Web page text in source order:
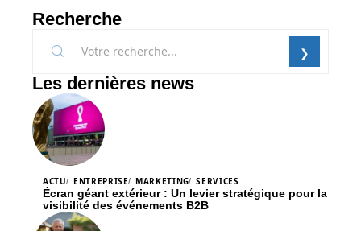
Recherche
Les dernières news
ACTU ENTREPRISE MARKETING SERVICES
Écran géant extérieur : Un levier stratégique pour la
visibilité des événements B2B